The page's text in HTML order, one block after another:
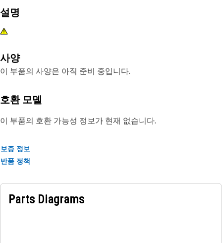
설명
사양
이 부품의 사양은 아직 준비 중입니다.
호환 모델
이 부품의 호환 가능성 정보가 현재 없습니다.
보증 정보
반품 정책
Parts Diagrams